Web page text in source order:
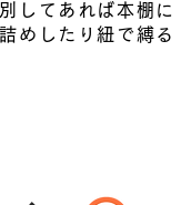
してあれば本棚に
めしたり紐で縛る